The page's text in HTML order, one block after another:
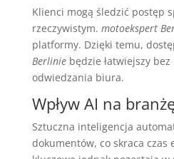
Klienci mogą śledzić postęp
rzeczywistym. motoekspert
platformy. Dzięki temu,
Berliniebędzie łatwiejszy bez
odwiedzania biura.
Wpływ AI na
Sztuczna inteligencja
dokumentów, co skraca czas